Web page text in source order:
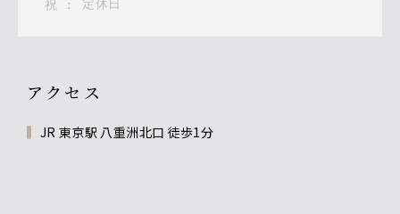
祝 : 定休日
アクセス
JR 東京駅 八重洲北口 徒歩1分